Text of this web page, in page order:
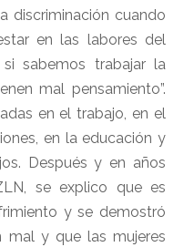
discriminación cuando
en las labores del
si sabemos trabajar la
mal pensamiento”.
en el trabajo, en el
en la educación y
Después y en años
se explico que es
y se demostró
mal y que las mujeres